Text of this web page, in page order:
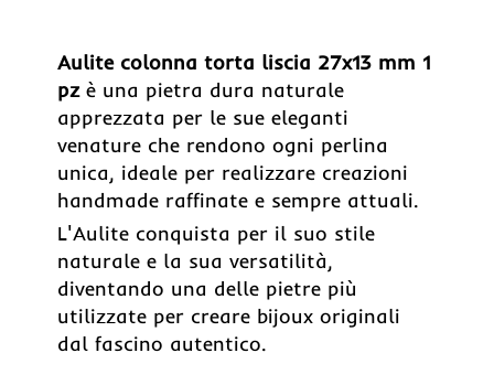
Aulite colonna torta liscia 27x13 mm 1
pzè una pietra dura naturale
apprezzata per le sue eleganti
venature che rendono ogni perlina
unica, ideale per realizzare creazioni
handmade raffinate e sempre attuali.
L'Aulite conquista per il suo stile
naturale e la sua versatilità,
diventando una delle pietre più
utilizzate per creare bijoux originali
dal fascino autentico.